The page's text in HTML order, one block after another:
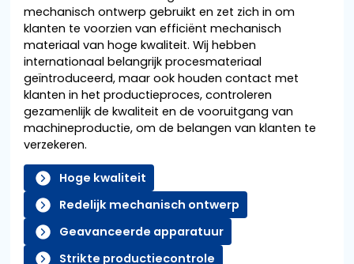
mechanisch ontwerp gebruikt en zet zich in om
klanten te voorzien van efficiënt mechanisch
materiaal van hoge kwaliteit. Wij hebben
internationaal belangrijk procesmateriaal
geïntroduceerd, maar ook houden contact met
klanten in het productieproces, controleren
gezamenlijk de kwaliteit en de vooruitgang van
machineproductie, om de belangen van klanten te
verzekeren.
Hoge kwaliteit
Redelijk mechanisch ontwerp
Geavanceerde apparatuur
Strikte productiecontrole